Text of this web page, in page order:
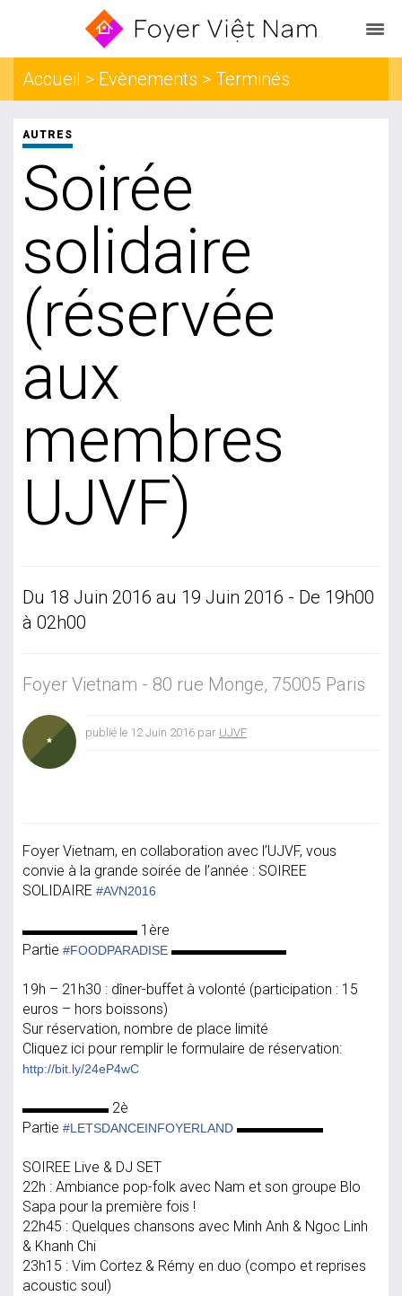
Accueil > Evènements > Terminés
AUTRES
Soirée
solidaire
(réservée
aux
membres
UJVF)
Du 18 Juin 2016 au 19 Juin 2016 - De 19h00
à 02h00
Foyer Vietnam - 80 rue Monge, 75005 Paris
publié le 12 Juin 2016 par UJVF
Foyer Vietnam, en collaboration avec l’UJVF, vous
convie à la grande soirée de l’année : SOIREE
SOLIDAIRE #AVN2016
▬▬▬▬▬▬▬▬ 1ère
Partie #FOODPARADISE ▬▬▬▬▬▬▬▬
19h – 21h30 : dîner-buffet à volonté (participation : 15
euros – hors boissons)
Sur réservation, nombre de place limité
Cliquez ici pour remplir le formulaire de réservation:
http://bit.ly/24eP4wC
▬▬▬▬▬▬ 2è
Partie #LETSDANCEINFOYERLAND ▬▬▬▬▬▬
SOIREE Live & DJ SET
22h : Ambiance pop-folk avec Nam et son groupe Blo
Sapa pour la première fois !
22h45 : Quelques chansons avec Minh Anh & Ngoc Linh
& Khanh Chi
23h15 : Vim Cortez & Rémy en duo (compo et reprises
acoustic soul)